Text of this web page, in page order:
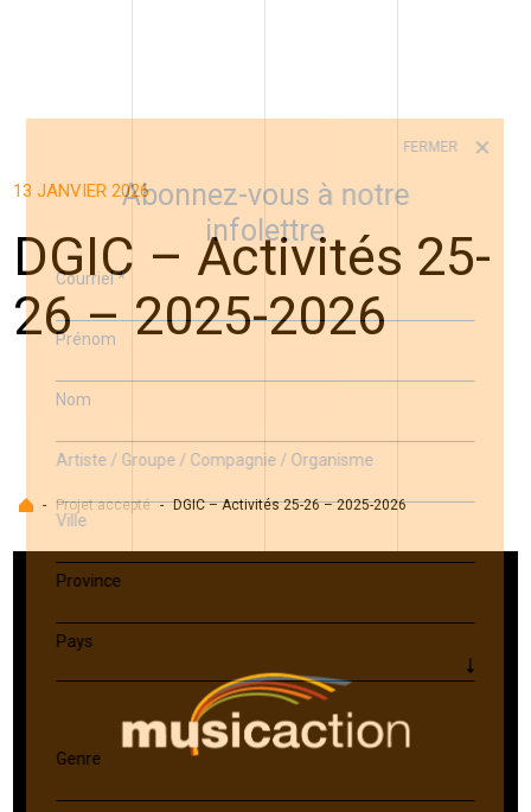
13 JANVIER 2026
DGIC – Activités 25-
26 – 2025-2026
Accueil
- Projet accepté - DGIC – Activités 25-26 – 2025-2026
FERMER
Abonnez-vous à notre
infolettre
Courriel*
Prénom
Nom
Artiste / Groupe / Compagnie / Organisme
Ville
Province
Pays
Genre